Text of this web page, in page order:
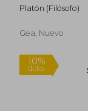
Platón (Filósofo)
Gea, Nuevo